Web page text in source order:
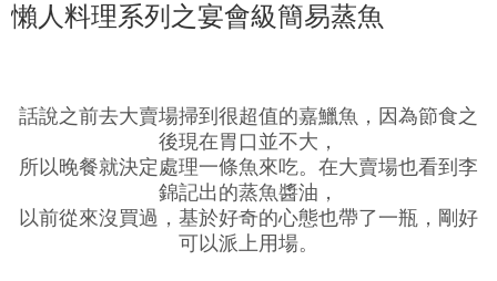
懶人料理系列之宴會級簡易蒸魚
話說之前去大賣場掃到很超值的嘉鱲魚，因為節食之
後現在胃口並不大，
所以晚餐就決定處理一條魚來吃。在大賣場也看到李
錦記出的蒸魚醬油，
以前從來沒買過，基於好奇的心態也帶了一瓶，剛好
可以派上用場。